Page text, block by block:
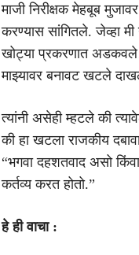
माजी निरीक्षक मेहबूब
करण्यास सांगितले. जेव्हा मी
खोट्या प्रकरणात
माझ्यावर बनावट खटले
त्यांनी असेही म्हटले की
की हा खटला राजकीय
“भगवा दहशतवाद असो
कर्तव्य करत होतो.”
हे ही वाचा :